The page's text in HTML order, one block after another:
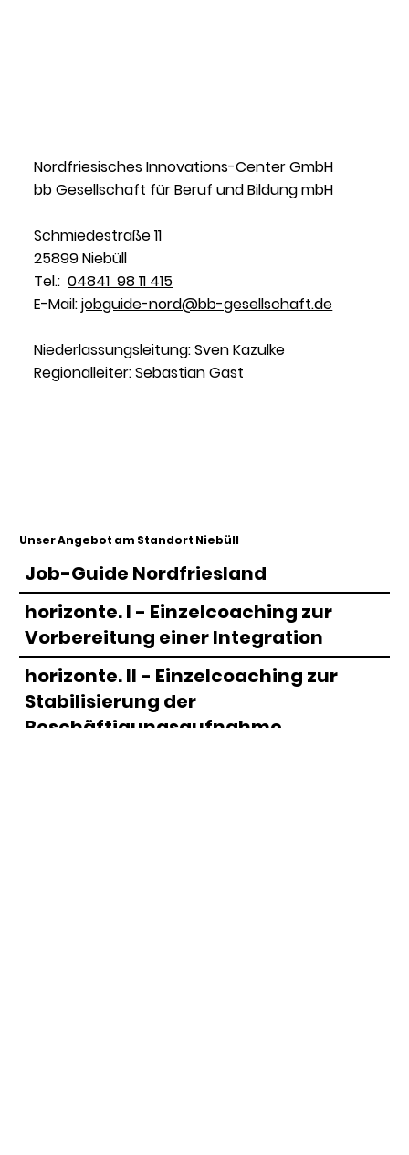
Nordfriesisches Innovations-Center GmbH
bb Gesellschaft für Beruf und Bildung mbH
Schmiedestraße 11
25899 Niebüll
Tel.:04841 98 11 415
E-Mail:jobguide-nord@bb-gesellschaft.de
Niederlassungsleitung: Sven Kazulke
Regionalleiter: Sebastian Gast
Unser Angebot am Standort Niebüll
Job-Guide Nordfriesland
horizonte. I - Einzelcoaching zur
Vorbereitung einer Integration
horizonte. II - Einzelcoaching zur
Stabilisierung der
Beschäftigungsaufnahme